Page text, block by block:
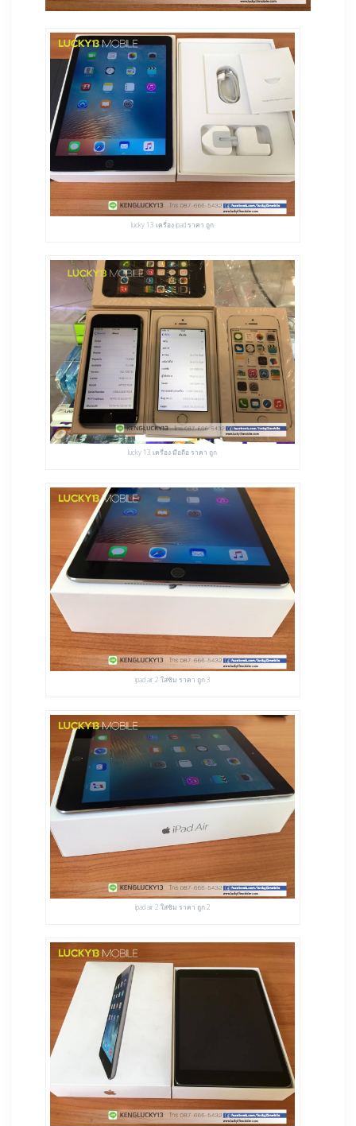
lucky 13 เครื่อง ipad ราคา ถูก
lucky 13 เครื่อง มือถือ ราคา ถูก
ipad air 2 ใส่ซิม ราคา ถูก 3
ipad air 2 ใส่ซิม ราคา ถูก 2